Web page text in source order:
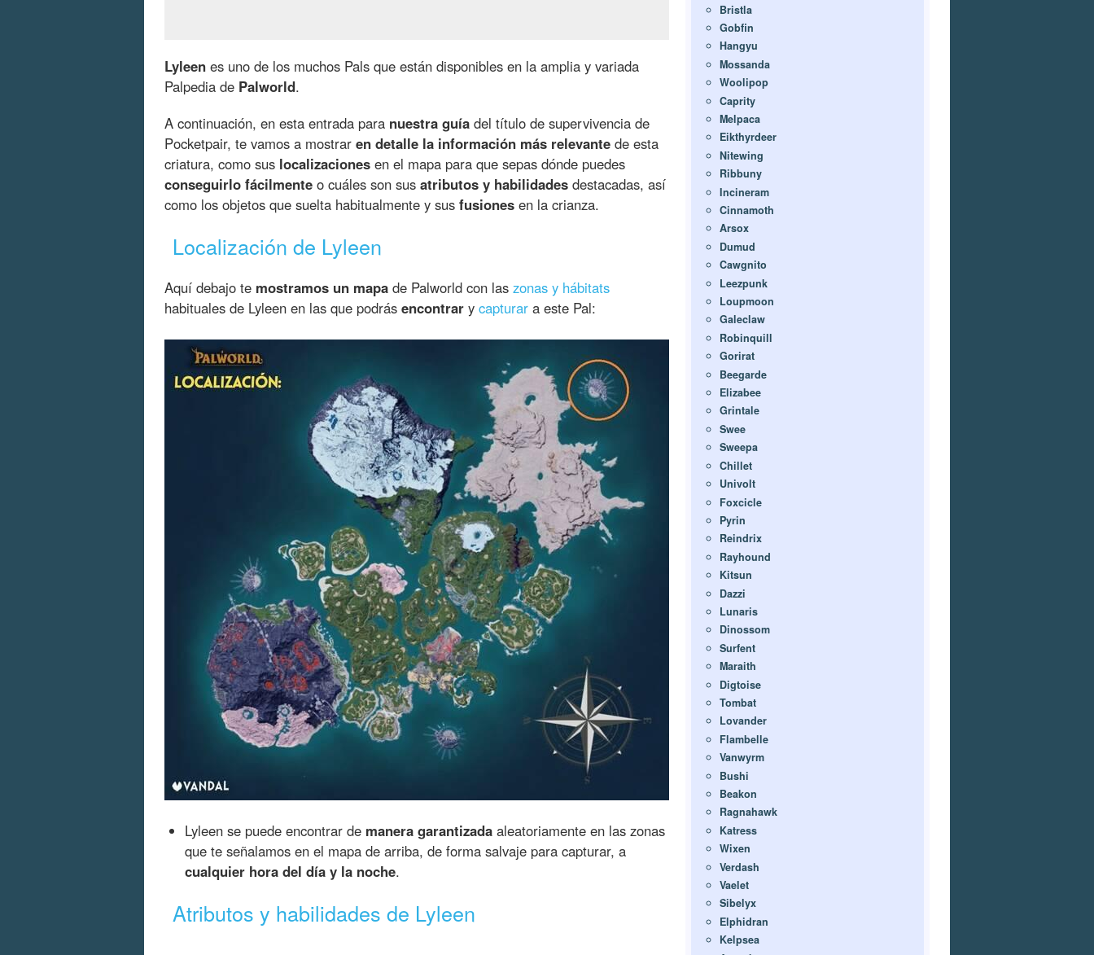
Lyleen es uno de los muchos Pals que están disponibles en la amplia y variada
Palpedia de Palworld.
A continuación, en esta entrada para nuestra guía del título de supervivencia de
Pocketpair, te vamos a mostrar en detalle la información más relevante de esta
criatura, como sus localizaciones en el mapa para que sepas dónde puedes
conseguirlo fácilmente o cuáles son sus atributos y habilidades destacadas, así
como los objetos que suelta habitualmente y sus fusiones en la crianza.
Localización de Lyleen
Aquí debajo te mostramos un mapa de Palworld con las zonas y hábitats
habituales de Lyleen en las que podrás encontrar y capturar a este Pal:
Lyleen se puede encontrar de manera garantizada aleatoriamente en las zonas
que te señalamos en el mapa de arriba, de forma salvaje para capturar, a
cualquier hora del día y la noche.
Atributos y habilidades de Lyleen
Bristla
Gobfin
Hangyu
Mossanda
Woolipop
Caprity
Melpaca
Eikthyrdeer
Nitewing
Ribbuny
Incineram
Cinnamoth
Arsox
Dumud
Cawgnito
Leezpunk
Loupmoon
Galeclaw
Robinquill
Gorirat
Beegarde
Elizabee
Grintale
Swee
Sweepa
Chillet
Univolt
Foxcicle
Pyrin
Reindrix
Rayhound
Kitsun
Dazzi
Lunaris
Dinossom
Surfent
Maraith
Digtoise
Tombat
Lovander
Flambelle
Vanwyrm
Bushi
Beakon
Ragnahawk
Katress
Wixen
Verdash
Vaelet
Sibelyx
Elphidran
Kelpsea